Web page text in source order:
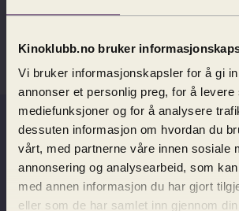
Kinoklubb.no bruker
Vi bruker informasjonskapsler for å gi
annonser et personlig preg, for å levere
mediefunksjoner og for å analysere
dessuten informasjon om hvordan du
vårt, med partnerne våre innen sosiale
annonsering og analysearbeid, som
med annen informasjon du har gjort
eller som de har samlet inn gjennom
Meld deg på vårt
Har du lyst til å høre mer om
velger og følge med på
Kinoklubben?